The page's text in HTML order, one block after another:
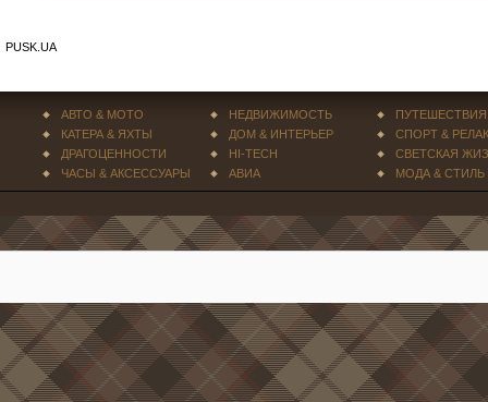
PUSK.UA
АВТО & МОТО
КАТЕРА & ЯХТЫ
ДРАГОЦЕННОСТИ
ЧАСЫ & АКСЕССУАРЫ
НЕДВИЖИМОСТЬ
ДОМ & ИНТЕРЬЕР
HI-TECH
АВИА
ПУТЕШЕСТВИЯ
СПОРТ &
СВЕТСКАЯ
МОДА & СТИЛЬ